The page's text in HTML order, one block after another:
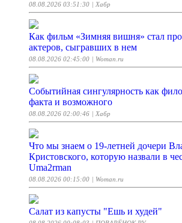
08.08.2026 03:51:30 | Хабр
Как фильм «Зимняя вишня» стал
актеров, сыгравших в нем
08.08.2026 02:45:00 | Woman.ru
Событийная сингулярность как
факта и возможного
08.08.2026 02:00:46 | Хабр
Что мы знаем о 19-летней дочери
Кристовского, которую назвали в
Uma2rman
08.08.2026 00:15:00 | Woman.ru
Салат из капусты "Ешь и худей"